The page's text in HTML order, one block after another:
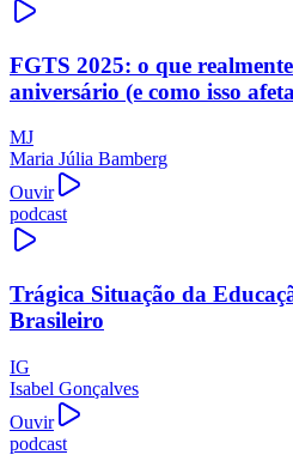
FGTS 2025: o que
aniversário (e como isso
MJ
Maria Júlia Bamberg
Ouvir
podcast
Trágica Situação da
Brasileiro
IG
Isabel Gonçalves
Ouvir
podcast